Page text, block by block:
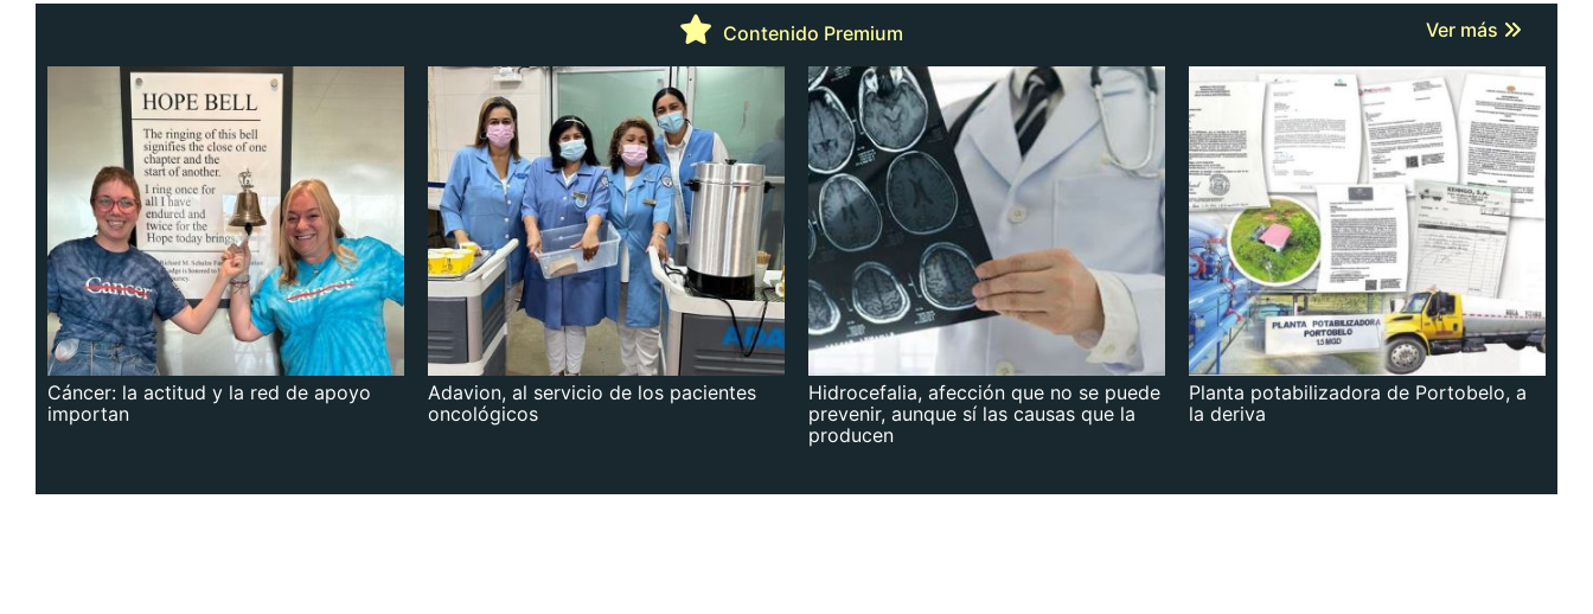
Contenido Premium Ver más
Cáncer: la actitud y la red de apoyo
importan
Adavion, al servicio de los pacientes
oncológicos
Hidrocefalia, afección que no se puede
prevenir, aunque sí las causas que la
producen
Planta potabilizadora de Portobelo, a
la deriva